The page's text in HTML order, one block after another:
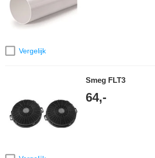
Vergelijk
Smeg FLT3
64,-